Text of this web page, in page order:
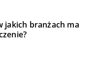
jakich branżach ma